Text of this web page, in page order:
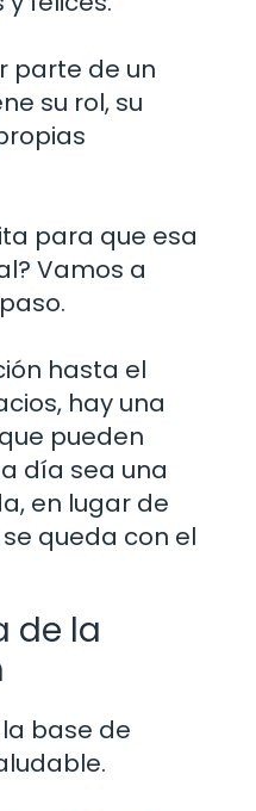
parte de un
su rol, su
para que esa
Vamos a
hasta el
hay una
pueden
día sea una
en lugar de
queda con el
de la
base de